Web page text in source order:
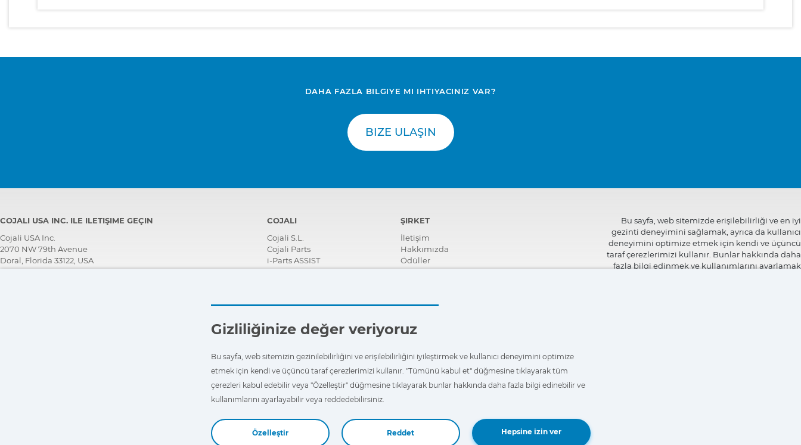
DAHA FAZLA BILGIYE MI IHTIYACINIZ VAR?
BIZE ULAŞIN
COJALI USA INC. ILE ILETIŞIME GEÇIN
Cojali USA Inc.
2070 NW 79th Avenue
Doral, Florida 33122, USA
COJALI
Cojali S.L.
Cojali Parts
i-Parts ASSIST
ŞIRKET
İletişim
Hakkımızda
Ödüller
Sertifikalar
Haberler
FAQ - Sıkça Sorulan Sorular
Bu sayfa, web sitemizde erişilebilirliği ve en iyi
gezinti deneyimini sağlamak, ayrıca da kullanıcı
deneyimini optimize etmek için kendi ve üçüncü
taraf çerezlerimizi kullanır. Bunlar hakkında daha
fazla bilgi edinmek ve kullanımlarını ayarlamak
Gizliliğinize değer veriyoruz
Bu sayfa, web sitemizin gezinilebilirliğini ve erişilebilirliğini iyileştirmek ve kullanıcı deneyimini optimize
etmek için kendi ve üçüncü taraf çerezlerimizi kullanır. "Tümünü kabul et" düğmesine tıklayarak tüm
çerezleri kabul edebilir veya "Özelleştir" düğmesine tıklayarak bunlar hakkında daha fazla bilgi edinebilir ve
kullanımlarını ayarlayabilir veya reddedebilirsiniz.
Özelleştir Reddet Hepsine izin ver